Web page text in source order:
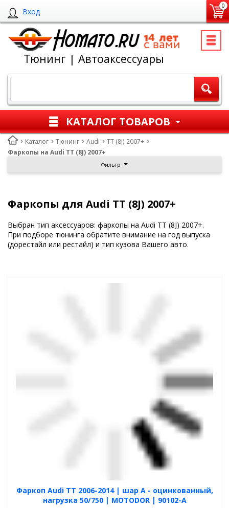
Вход
0
Тюнинг | Автоаксессуары
КАТАЛОГ ТОВАРОВ
Каталог Тюнинг Audi
TT (8J) 2007+
Фаркопы на Audi TT (8J) 2007+
Фильтр
Фаркопы для Audi TT (8J) 2007+
Выбран тип аксессуаров: фаркопы на Audi TT (8J) 2007+.
При подборе тюнинга обратите внимание на год выпуска
(дорестайл или рестайл) и тип кузова Вашего авто.
Фаркоп Audi TT 2006-2014 | шар A - оцинкованный,
нагрузка 50/750 | MOTODOR | 90102-A